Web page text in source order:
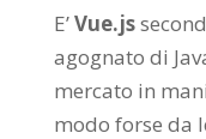
E’Vue.js
agognato di
mercato in
modo forse da